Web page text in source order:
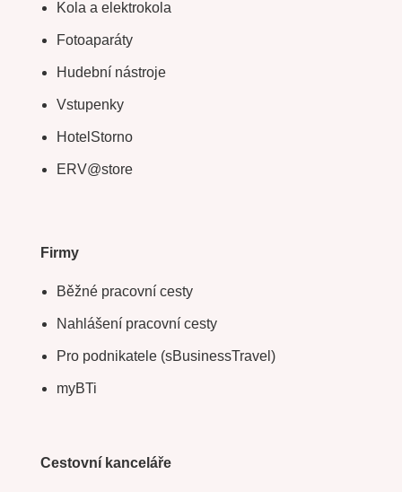
Kola a elektrokola
Fotoaparáty
Hudební nástroje
Vstupenky
HotelStorno
ERV@store
Firmy
Běžné pracovní cesty
Nahlášení pracovní cesty
Pro podnikatele (sBusinessTravel)
myBTi
Cestovní kanceláře